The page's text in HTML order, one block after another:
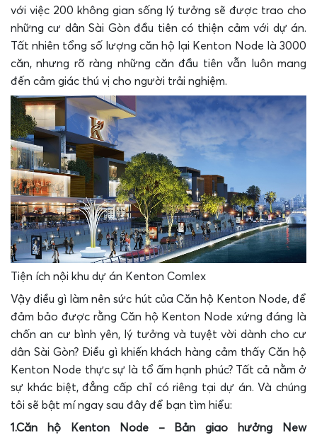
với việc 200 không gian sống lý tưởng sẽ được trao cho
những cư dân Sài Gòn đầu tiên có thiện cảm với dự án.
Tất nhiên tổng số lượng căn hộ lại Kenton Node là 3000
căn, nhưng rõ ràng những căn đầu tiên vẫn luôn mang
đến cảm giác thú vị cho người trải nghiệm.
Tiện ích nội khu dự án Kenton Comlex
Vậy điều gì làm nên sức hút của Căn hộ Kenton Node, để
đảm bảo được rằng Căn hộ Kenton Node xứng đáng là
chốn an cư bình yên, lý tưởng và tuyệt vời dành cho cư
dân Sài Gòn? Điều gì khiến khách hàng cảm thấy Căn hộ
Kenton Node thực sự là tổ ấm hạnh phúc? Tất cả nằm ở
sự khác biệt, đẳng cấp chỉ có riêng tại dự án. Và chúng
tôi sẽ bật mí ngay sau đây để bạn tìm hiểu:
1.Căn hộ Kenton Node – Bản giao hưởng New